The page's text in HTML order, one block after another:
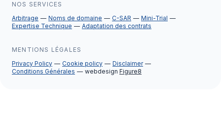
NOS SERVICES
Arbitrage
Noms de domaine C-SAR
Mini-Trial
Expertise Technique
Adaptation des contrats
MENTIONS LÉGALES
Privacy Policy
Cookie policy
Disclaimer
Conditions Générales
webdesign Figure8